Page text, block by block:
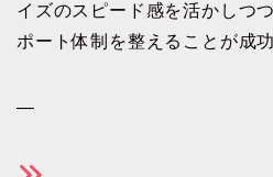
イズのスピード感を活かしつ
ポート体制を整えることが成
—